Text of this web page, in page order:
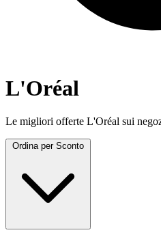
L'Oréal
Le migliori offerte L'Oréal sui
Ordina per Sconto